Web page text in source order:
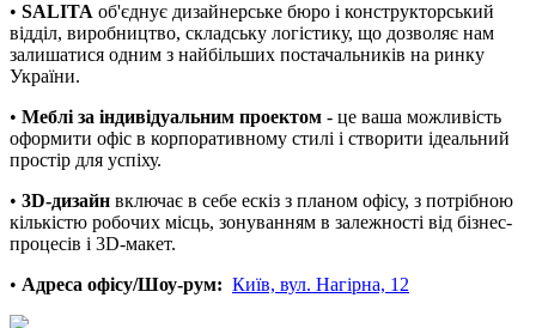
• SALITA об'єднує дизайнерське бюро і конструкторський
відділ, виробництво, складську логістику, що дозволяє нам
залишатися одним з найбільших постачальників на ринку
України.
• Меблі за індивідуальним проектом - це ваша можливість
оформити офіс в корпоративному стилі і створити ідеальний
простір для успіху.
• 3D-дизайн включає в себе ескіз з планом офісу, з потрібною
кількістю робочих місць, зонуванням в залежності від бізнес-
процесів і 3D-макет.
• Адреса офісу/Шоу-рум: Київ, вул. Нагірна, 12